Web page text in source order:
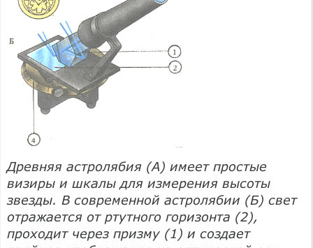
Древняя астролябия (А) имеет простые
визиры и шкалы для измерения высоты
звезды. В современной астролябии (Б) свет
отражается от ртутного горизонта (2),
проходит через призму (1) и создает